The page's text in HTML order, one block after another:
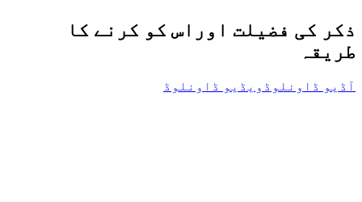
ذکر کی فضیلت اوراس کو کرنے کا
طریقہ
آڈیو ڈاونلوڈ ویڈیو ڈاونلوڈ